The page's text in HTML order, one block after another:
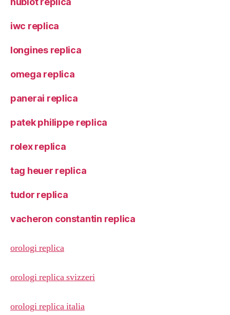
iwc replica
longines replica
omega replica
panerai replica
patek philippe replica
rolex replica
tag heuer replica
tudor replica
vacheron constantin replica
orologi replica
orologi replica svizzeri
orologi replica italia